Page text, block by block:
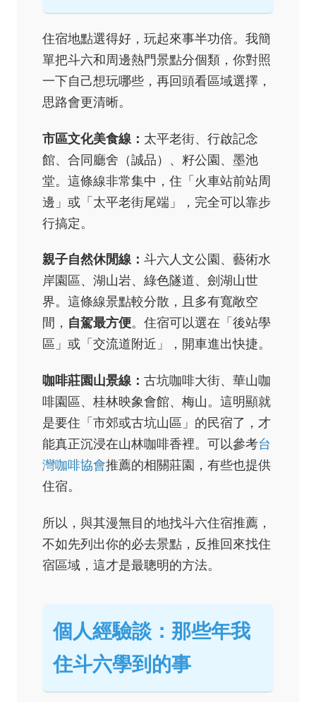
住宿地點選得好，玩起來事半功倍。我簡
單把斗六和周邊熱門景點分個類，你對照
一下自己想玩哪些，再回頭看區域選擇，
思路會更清晰。
市區文化美食線： 太平老街、行啟記念
館、合同廳舍（誠品）、籽公園、墨池
堂。這條線非常集中，住「火車站前站周
邊」或「太平老街尾端」，完全可以靠步
行搞定。
親子自然休閒線： 斗六人文公園、藝術水
岸園區、湖山岩、綠色隧道、劍湖山世
界。這條線景點較分散，且多有寬敞空
間， 自駕最方便。住宿可以選在「後站學
區」或「交流道附近」，開車進出快捷。
咖啡莊園山景線： 古坑咖啡大街、華山咖
啡園區、桂林映象會館、梅山。這明顯就
是要住「市郊或古坑山區」的民宿了，才
能真正沉浸在山林咖啡香裡。可以參考台
灣咖啡協會推薦的相關莊園，有些也提供
住宿。
所以，與其漫無目的地找斗六住宿推薦，
不如先列出你的必去景點，反推回來找住
宿區域，這才是最聰明的方法。
個人經驗談：那些年我
住斗六學到的事